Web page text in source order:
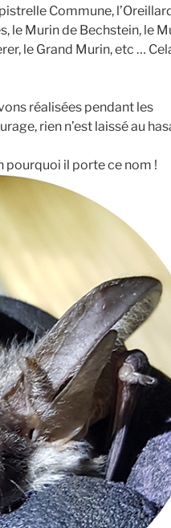
Commune,
le Murin de Bechstein, le
le Grand Murin, etc …
réalisées pendant les
rien n’est laissé au
pourquoi il porte ce nom !